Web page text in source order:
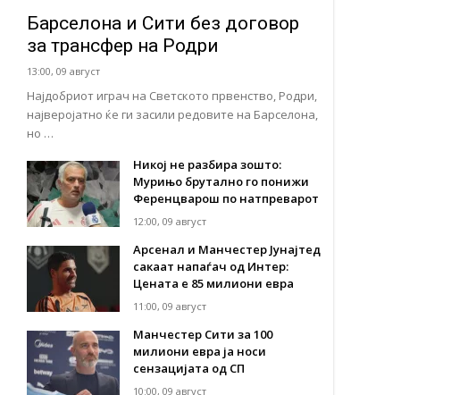
Барселона и Сити без договор
за трансфер на Родри
13:00, 09 август
Најдобриот играч на Светското првенство, Родри,
најверојатно ќе ги засили редовите на Барселона,
но …
Никој не разбира зошто:
Мурињо брутално го понижи
Ференцварош по натпреварот
12:00, 09 август
Арсенал и Манчестер Јунајтед
сакаат напаѓач од Интер:
Цената е 85 милиони евра
11:00, 09 август
Манчестер Сити за 100
милиони евра ја носи
сензацијата од СП
10:00, 09 август